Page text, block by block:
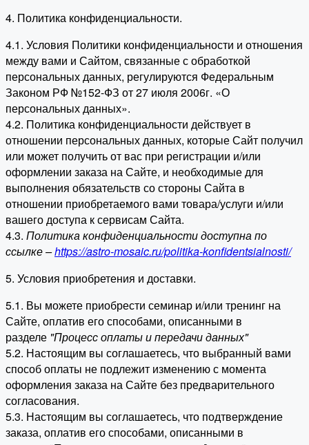
4. Политика конфиденциальности.
4.1. Условия Политики конфиденциальности и отношения
между вами и Сайтом, связанные с обработкой
персональных данных, регулируются Федеральным
Законом РФ №152-ФЗ от 27 июля 2006г. «О
персональных данных».
4.2. Политика конфиденциальности действует в
отношении персональных данных, которые Сайт получил
или может получить от вас при регистрации и/или
оформлении заказа на Сайте, и необходимые для
выполнения обязательств со стороны Сайта в
отношении приобретаемого вами товара/услуги и/или
вашего доступа к сервисам Сайта.
4.3. Политика конфиденциальности доступна по
ссылке –https://astro-mosaic.ru/politika-konfidentsialnosti/
5. Условия приобретения и доставки.
5.1. Вы можете приобрести семинар и/или тренинг на
Сайте, оплатив его способами, описанными в
разделе "Процесс оплаты и передачи данных"
5.2. Настоящим вы соглашаетесь, что выбранный вами
способ оплаты не подлежит изменению с момента
оформления заказа на Сайте без предварительного
согласования.
5.3. Настоящим вы соглашаетесь, что подтверждение
заказа, оплатив его способами, описанными в